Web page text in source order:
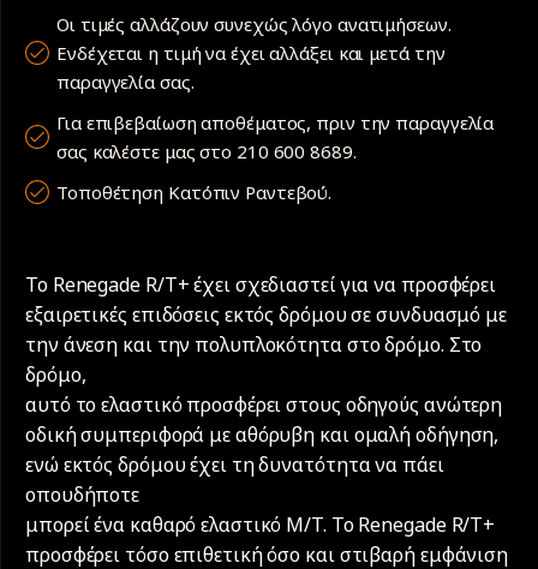
Οι τιμές αλλάζουν συνεχώς λόγο ανατιμήσεων.
Ενδέχεται η τιμή να έχει αλλάξει και μετά την
παραγγελία σας.
Για επιβεβαίωση αποθέματος, πριν την παραγγελία
σας καλέστε μας στο 210 600 8689.
Τοποθέτηση Κατόπιν Ραντεβού.
Το Renegade R/T+ έχει σχεδιαστεί για να προσφέρει
εξαιρετικές επιδόσεις εκτός δρόμου σε συνδυασμό με
την άνεση και την πολυπλοκότητα στο δρόμο. Στο
δρόμο,
αυτό το ελαστικό προσφέρει στους οδηγούς ανώτερη
οδική συμπεριφορά με αθόρυβη και ομαλή οδήγηση,
ενώ εκτός δρόμου έχει τη δυνατότητα να πάει
οπουδήποτε
μπορεί ένα καθαρό ελαστικό M/T. Το Renegade R/T+
προσφέρει τόσο επιθετική όσο και στιβαρή εμφάνιση